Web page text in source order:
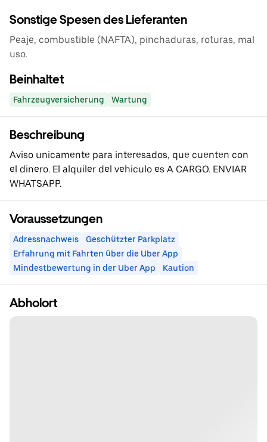
Sonstige Spesen des Lieferanten
Peaje, combustible (NAFTA), pinchaduras, roturas, mal
uso.
Beinhaltet
Fahrzeugversicherung Wartung
Beschreibung
Aviso unicamente para interesados, que cuenten con
el dinero. El alquiler del vehiculo es A CARGO. ENVIAR
WHATSAPP.
Voraussetzungen
Adressnachweis
Geschützter Parkplatz
Erfahrung mit Fahrten über die Uber App
Mindestbewertung in der Uber App
Kaution
Abholort